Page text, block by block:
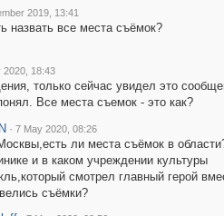
2019, 13:41
назвать все места съёмок?
2020, 18:43
только сейчас увидел это
Все места съемок - это как?
· 7 May 2020, 08:26
ли места съёмок в
и в каком учреждении культуры
смотрел главный герой
съёмки?